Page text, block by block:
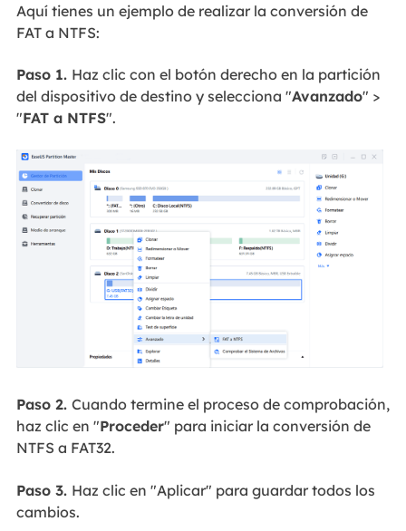
Aquí tienes un ejemplo de realizar la conversión de
FAT a NTFS:
Paso 1. Haz clic con el botón derecho en la partición
del dispositivo de destino y selecciona "Avanzado" >
"FAT a NTFS".
Paso 2. Cuando termine el proceso de comprobación,
haz clic en "Proceder" para iniciar la conversión de
NTFS a FAT32.
Paso 3. Haz clic en "Aplicar" para guardar todos los
cambios.